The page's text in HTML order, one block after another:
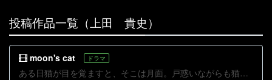
投稿作品一覧（上田 貴史）
moon's cat ドラマ
ある日猫が目を覚ますと、そこは月面。戸惑いながらも猫は地球を目指すのでした